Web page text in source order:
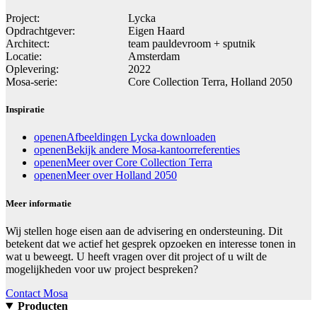
Project:
Lycka
Opdrachtgever:
Eigen Haard
Architect:
team pauldevroom + sputnik
Locatie:
Amsterdam
Oplevering:
2022
Mosa-serie:
Core Collection Terra, Holland 2050
Inspiratie
openenAfbeeldingen Lycka downloaden
openenBekijk andere Mosa-kantoorreferenties
openenMeer over Core Collection Terra
openenMeer over Holland 2050
Meer informatie
Wij stellen hoge eisen aan de advisering en ondersteuning. Dit
betekent dat we actief het gesprek opzoeken en interesse tonen in
wat u beweegt. U heeft vragen over dit project of u wilt de
mogelijkheden voor uw project bespreken?
Contact Mosa
Producten